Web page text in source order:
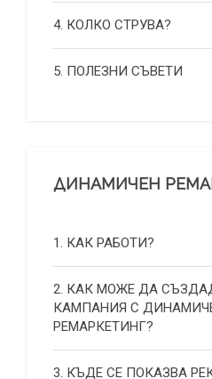
4. КОЛКО СТРУВА?
5. ПОЛЕЗНИ СЪВЕТИ
ДИНАМИЧЕН
1. КАК РАБОТИ?
2. КАК МОЖЕ ДА
КАМПАНИЯ С
РЕМАРКЕТИНГ?
3. КЪДЕ СЕ ПОКАЗВА